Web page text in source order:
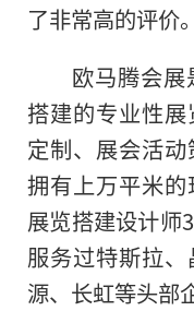
了非常高的评价。
欧马腾会
搭建的专业性
定制、展会活
拥有上万平米
展览搭建设计师
服务过特斯拉
源、长虹等头部